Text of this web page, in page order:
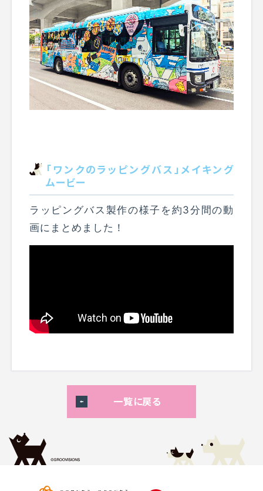
「ワンクのラッピングバス」メイキング
ムービー
ラッピングバス製作の様子を約3分間の動
画にまとめました！
一覧に戻る